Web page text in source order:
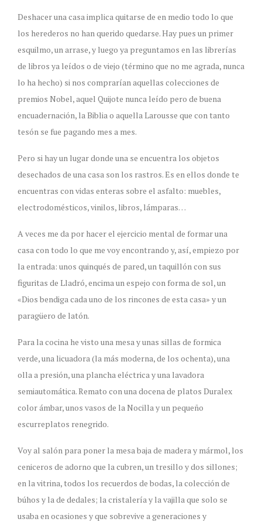
Deshacer una casa implica quitarse de en medio todo lo que
los herederos no han querido quedarse. Hay pues un primer
esquilmo, un arrase, y luego ya preguntamos en las librerías
de libros ya leídos o de viejo (término que no me agrada, nunca
lo ha hecho) si nos comprarían aquellas colecciones de
premios Nobel, aquel Quijote nunca leído pero de buena
encuadernación, la Biblia o aquella Larousse que con tanto
tesón se fue pagando mes a mes.
Pero si hay un lugar donde una se encuentra los objetos
desechados de una casa son los rastros. Es en ellos donde te
encuentras con vidas enteras sobre el asfalto: muebles,
electrodomésticos, vinilos, libros, lámparas…
A veces me da por hacer el ejercicio mental de formar una
casa con todo lo que me voy encontrando y, así, empiezo por
la entrada: unos quinqués de pared, un taquillón con sus
figuritas de Lladró, encima un espejo con forma de sol, un
«Dios bendiga cada uno de los rincones de esta casa» y un
paragüero de latón.
Para la cocina he visto una mesa y unas sillas de formica
verde, una licuadora (la más moderna, de los ochenta), una
olla a presión, una plancha eléctrica y una lavadora
semiautomática. Remato con una docena de platos Duralex
color ámbar, unos vasos de la Nocilla y un pequeño
escurreplatos renegrido.
Voy al salón para poner la mesa baja de madera y mármol, los
ceniceros de adorno que la cubren, un tresillo y dos sillones;
en la vitrina, todos los recuerdos de bodas, la colección de
búhos y la de dedales; la cristalería y la vajilla que solo se
usaba en ocasiones y que sobrevive a generaciones y